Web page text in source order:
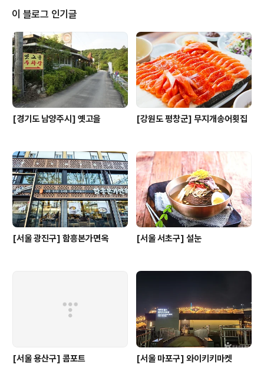
큰짭짤한 불고기 전골이 인기이며 관광에 지친 몸을 보신
해 주는 갈비탕 역시 맛이 좋기로 유명하다. 매주 금요일은
생고기(육사시미)를 판매하고 있으며, 소비자들은 한우 양
지와 국거리를 저렴한 가격에 구입할 수 있다. ※ 소개 정보
- 대표메뉴 : 갈비탕 - 취급메뉴 : 한우암소불고기전골 / 육
회비빔밥 / 생고기상차림 ..
이 블로그 인기글
[경기도 남양주시] 옛고을 [강원도 평창군] 무지개송어횟집
[서울 광진구] 함흥본가면옥 [서울 서초구] 설눈
[서울 용산구] 콤포트 [서울 마포구] 와이키키마켓